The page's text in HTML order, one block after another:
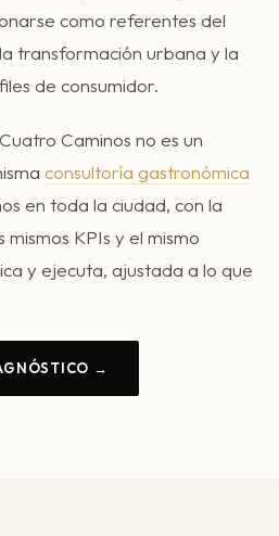
como referentes del
transformación urbana y la
de consumidor.
Caminos no es un
consultoría gastronómica
en toda la ciudad, con la
KPIs y el mismo
y ejecuta, ajustada a lo que
→